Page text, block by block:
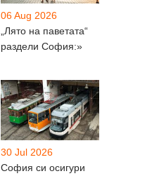
06 Aug 2026
„Лято на паветата“
раздели София:»
30 Jul 2026
София си осигури